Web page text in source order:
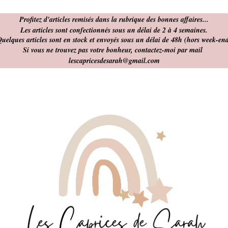
Profitez d'articles remisés dans la rubrique des bonnes affaires...
Les articles sont confectionnés sous undélai de 2 à 4 semaines.
articles sont en stock et envoyés sous un délai de 48h (hors week-
Si vous ne trouvez pas votre bonheur, contactez-moi par mail
lescapricesdesarah@gmail.com